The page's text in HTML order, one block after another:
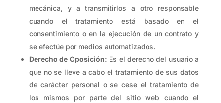
mecánica, y a transmitirlos a otro responsable
cuando el tratamiento está basado en el
consentimiento o en la ejecución de un contrato y
se efectúe por medios automatizados.
Derecho de Oposición: Es el derecho del usuario a
que no se lleve a cabo el tratamiento de sus datos
de carácter personal o se cese el tratamiento de
los mismos por parte del sitio web cuando el